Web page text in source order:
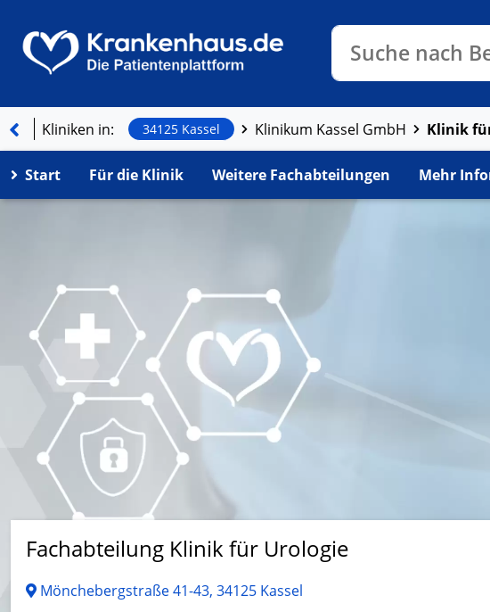
Suche nach
Kliniken in: 34125 Kassel Klinikum Kassel GmbH Klinik
Start Für die Klinik Weitere Fachabteilungen Mehr
Fachabteilung Klinik für Urologie
Mönchebergstraße 41-43, 34125 Kassel